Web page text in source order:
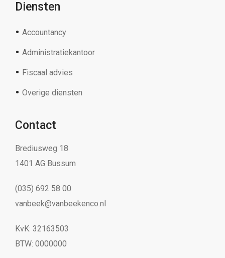
Diensten
Accountancy
Administratiekantoor
Fiscaal advies
Overige diensten
Contact
Brediusweg 18
1401 AG Bussum
(035) 692 58 00
vanbeek@vanbeekenco.nl
KvK: 32163503
BTW: 0000000